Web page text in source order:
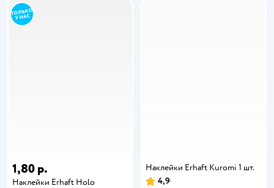
1,80 р.
Наклейки Erhaft Holo
Наклейки Erhaft Kuromi 1 шт.
4,9